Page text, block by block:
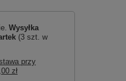
Wysyłka
(3 szt. w
przy
zł